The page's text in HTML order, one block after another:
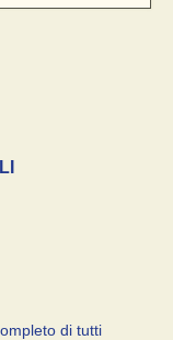
cinquanta
di tutti